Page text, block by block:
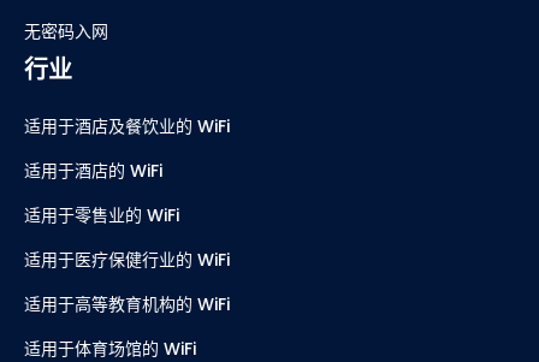
无密码入网
行业
适用于酒店及餐饮业的 WiFi
适用于酒店的 WiFi
适用于零售业的 WiFi
适用于医疗保健行业的 WiFi
适用于高等教育机构的 WiFi
适用于体育场馆的 WiFi